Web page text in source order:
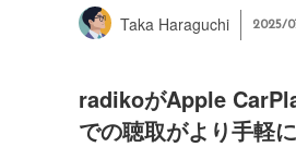
Taka Haraguchi 2025/
radikoがApple
での聴取がより手軽に